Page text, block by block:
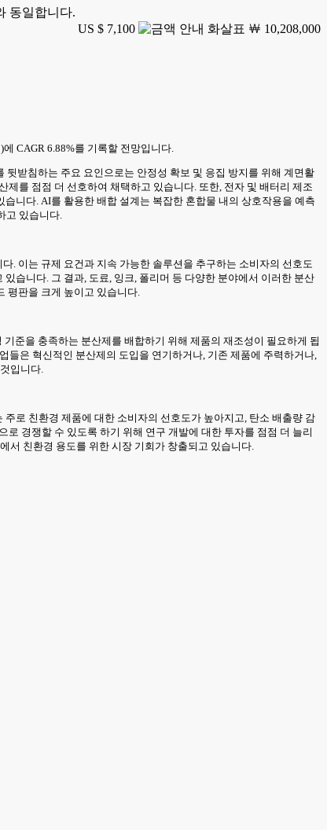
동일합니다.
US $ 7,100
￦ 10,208,000
CAGR 6.88%를 기록할 전망입니다.
받침하는 주요 요인으로는 안정성 확보 및 응집 방지를 위해 계면활
를 점점 더 선호하여 채택하고 있습니다. 또한, 전자 및 배터리 제조
니다. AI를 활용한 배합 설계는 복잡한 혼합물 내의 상호작용을 예측
고 있습니다.
. 이는 규제 요건과 지속 가능한 솔루션을 추구하는 소비자의 선호도
습니다. 그 결과, 도료, 잉크, 폴리머 등 다양한 분야에서 이러한 분산
평판을 크게 높이고 있습니다.
준을 충족하는 분산제를 배합하기 위해 제품의 재조성이 필요하게 됩
들은 혁신적인 분산제의 도입을 연기하거나, 기존 제품에 주력하거나,
입니다.
로 친환경 제품에 대한 소비자의 선호도가 높아지고, 탄소 배출량 감
경쟁할 수 있도록 하기 위해 연구 개발에 대한 투자를 점점 더 늘리
서 친환경 용도를 위한 시장 기회가 창출되고 있습니다.